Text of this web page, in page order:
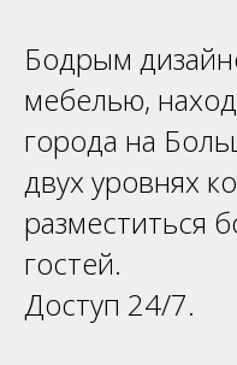
Бодрым
мебелью,
города на
двух уровнях
разместиться
гостей.
Доступ 24/7.